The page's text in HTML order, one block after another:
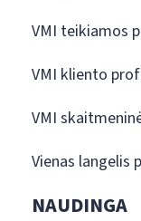
VMI teikiamos
VMI kliento
VMI
Vienas langelis
NAUDINGA